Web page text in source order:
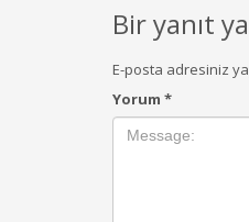
Bir yanıt
E-posta adresiniz
Yorum *